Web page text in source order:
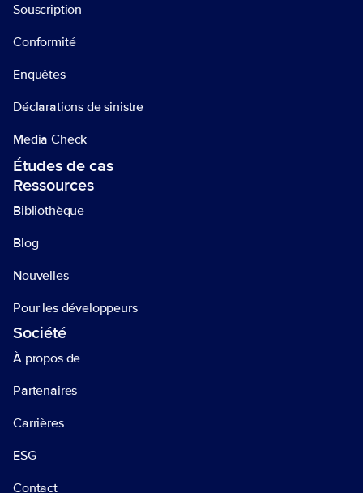
Souscription
Conformité
Enquêtes
Déclarations de sinistre
Media Check
Études de cas
Ressources
Bibliothèque
Blog
Nouvelles
Pour les développeurs
Société
À propos de
Partenaires
Carrières
ESG
Contact